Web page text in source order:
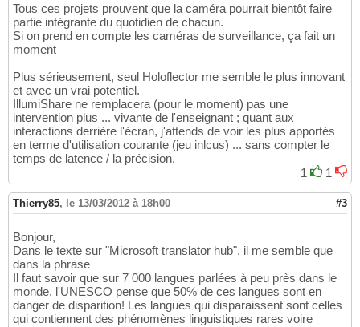
Tous ces projets prouvent que la caméra pourrait bientôt faire
partie intégrante du quotidien de chacun.
Si on prend en compte les caméras de surveillance, ça fait un
moment
Plus sérieusement, seul Holoflector me semble le plus innovant
et avec un vrai potentiel.
IllumiShare ne remplacera (pour le moment) pas une
intervention plus ... vivante de l'enseignant ; quant aux
interactions derrière l'écran, j'attends de voir les plus apportés
en terme d'utilisation courante (jeu inlcus) ... sans compter le
temps de latence / la précision.
1
1
Thierry85, le 13/03/2012 à 18h00 #3
Bonjour,
Dans le texte sur "Microsoft translator hub", il me semble que
dans la phrase
Il faut savoir que sur 7 000 langues parlées à peu près dans le
monde, l'UNESCO pense que 50% de ces langues sont en
danger de disparition! Les langues qui disparaissent sont celles
qui contiennent des phénomènes linguistiques rares voire